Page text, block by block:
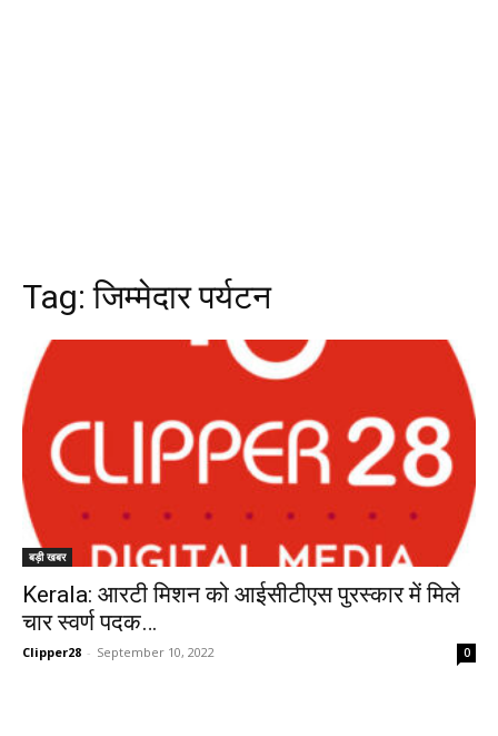
Tag:जिम्मेदार पर्यटन
बड़ी खबर
Kerala: आरटी मिशन को आईसीटीएस पुरस्कार में मिले
चार स्वर्ण पदक…
Clipper28 - September 10, 2022 0